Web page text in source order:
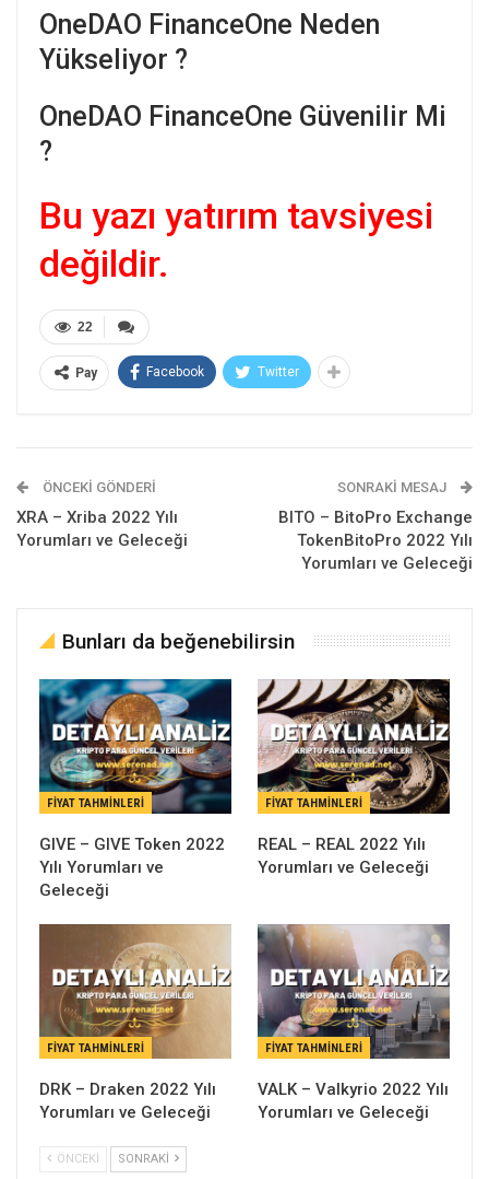
OneDAO FinanceOne Neden
Yükseliyor ?
OneDAO FinanceOne Güvenilir Mi
?
Bu yazı yatırım tavsiyesi
değildir.
22
Pay Facebook Twitter
ÖNCEKI GÖNDERI
XRA – Xriba 2022 Yılı
Yorumları ve Geleceği
SONRAKI MESAJ
BITO – BitoPro Exchange
TokenBitoPro 2022 Yılı
Yorumları ve Geleceği
Bunları da beğenebilirsin
FIYAT TAHMINLERI
GIVE – GIVE Token 2022
Yılı Yorumları ve
Geleceği
FIYAT TAHMINLERI
REAL – REAL 2022 Yılı
Yorumları ve Geleceği
FIYAT TAHMINLERI
DRK – Draken 2022 Yılı
Yorumları ve Geleceği
FIYAT TAHMINLERI
VALK – Valkyrio 2022 Yılı
Yorumları ve Geleceği
ÖNCEKI SONRAKI